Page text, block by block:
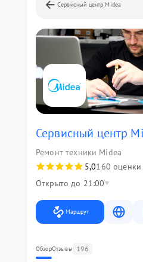
Сервисный центр Midea
Сервисный центр
Ремонт техники Midea
5,0160 оценки
Открыто до 21:00
Маршрут
ОбзорОтзывы 196